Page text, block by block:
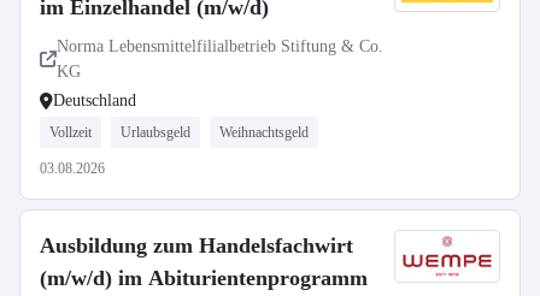
im Einzelhandel (m/w/d)
Norma Lebensmittelfilialbetrieb Stiftung & Co.
KG
Deutschland
Vollzeit Urlaubsgeld Weihnachtsgeld
03.08.2026
Ausbildung zum Handelsfachwirt
(m/w/d) im Abiturientenprogramm